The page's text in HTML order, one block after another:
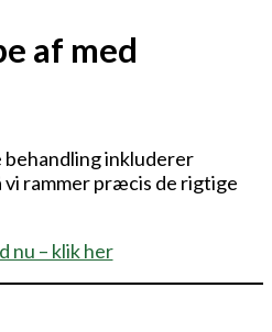
af med
behandling inkluderer
vi rammer præcis de rigtige
nu – klik her